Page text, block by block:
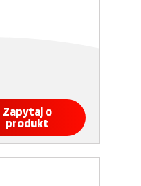
Zapytaj o
produkt